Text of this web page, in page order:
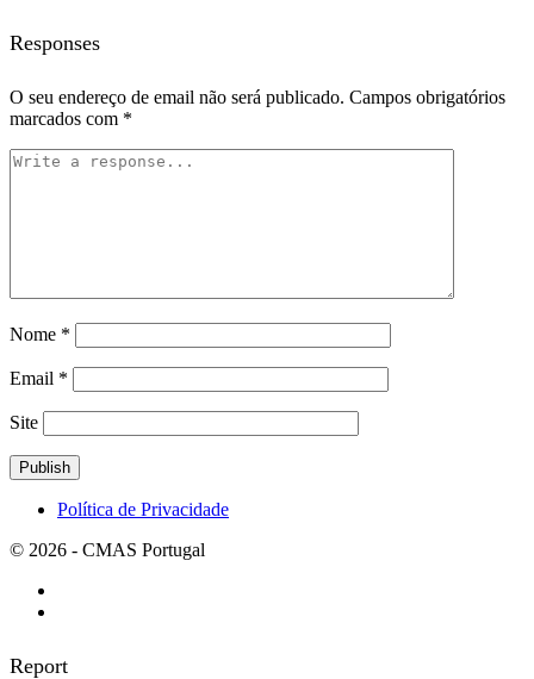
Responses
O seu endereço de email não será publicado. Campos obrigatórios
marcados com *
Nome *
Email *
Site
Política de Privacidade
© 2026 - CMAS Portugal
Report